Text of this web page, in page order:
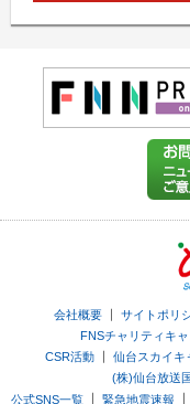
会社概要｜ サイトポリ
FNSチャリティキ
CSR活動
仙台スカイキ
(株)仙台放送
公式SNS一覧
緊急地震速報